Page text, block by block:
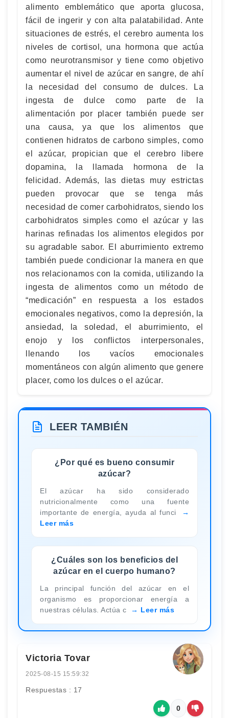
alimento emblemático que aporta glucosa,
fácil de ingerir y con alta palatabilidad. Ante
situaciones de estrés, el cerebro aumenta los
niveles de cortisol, una hormona que actúa
como neurotransmisor y tiene como objetivo
aumentar el nivel de azúcar en sangre, de ahí
la necesidad del consumo de dulces. La
ingesta de dulce como parte de la
alimentación por placer también puede ser
una causa, ya que los alimentos que
contienen hidratos de carbono simples, como
el azúcar, propician que el cerebro libere
dopamina, la llamada hormona de la
felicidad. Además, las dietas muy estrictas
pueden provocar que se tenga más
necesidad de comer carbohidratos, siendo los
carbohidratos simples como el azúcar y las
harinas refinadas los alimentos elegidos por
su agradable sabor. El aburrimiento extremo
también puede condicionar la manera en que
nos relacionamos con la comida, utilizando la
ingesta de alimentos como un método de
“medicación” en respuesta a los estados
emocionales negativos, como la depresión, la
ansiedad, la soledad, el aburrimiento, el
enojo y los conflictos interpersonales,
llenando los vacíos emocionales
momentáneos con algún alimento que genere
placer, como los dulces o el azúcar.
LEER TAMBIÉN
¿Por qué es bueno consumir
azúcar?
El azúcar ha sido considerado
nutricionalmente como una fuente
importante de energía, ayuda al funci
Leer más
¿Cuáles son los beneficios del
azúcar en el cuerpo humano?
La principal función del azúcar en el
organismo es proporcionar energía a
nuestras células. Actúa c
Leer más
Victoria Tovar
2025-08-15 15:59:32
Respuestas : 17
0